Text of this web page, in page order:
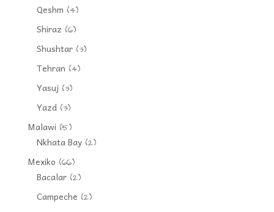
Qeshm (4)
Shiraz (6)
Shushtar(3)
Tehran (4)
Yasuj (3)
Yazd(3)
Malawi (5)
Nkhata Bay(2)
Mexiko (66)
Bacalar(2)
Campeche (2)